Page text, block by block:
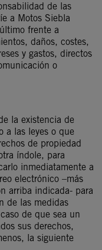
de las
a Motos Siebla
frente a
daños, costes,
y gastos, directos
o
la existencia de
a las leyes o que
de propiedad
índole, para
inmediatamente a
electrónico –más
arriba indicada- para
de las medidas
de que sea un
sus derechos,
la siguiente